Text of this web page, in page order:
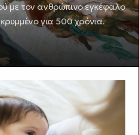
με τον ανθρώπινο εγκέφαλο
για 500 χρόνια.